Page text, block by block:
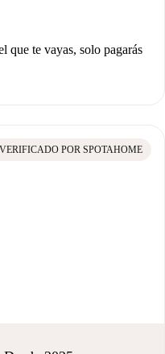
que te vayas, solo pagarás
VERIFICADO POR SPOTAHOME